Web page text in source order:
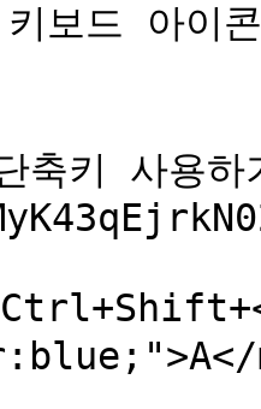
보드 아이
키 사용하